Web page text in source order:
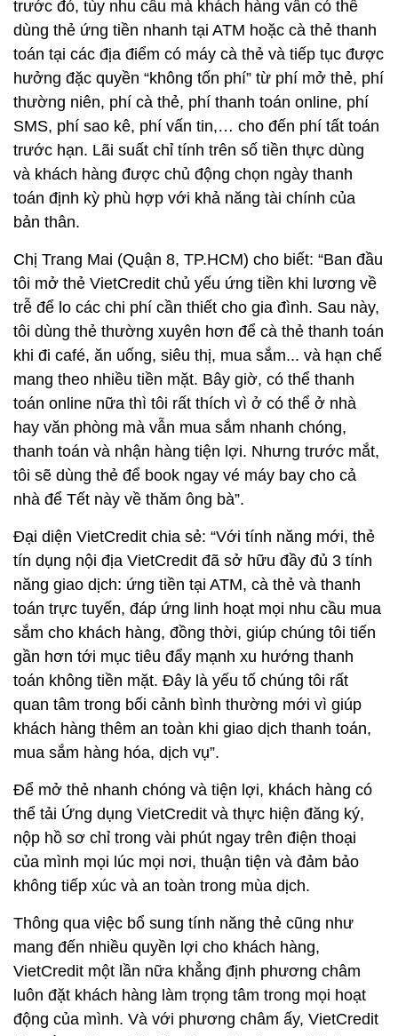
trước đó, tùy nhu cầu mà khách hàng vẫn có thể
dùng thẻ ứng tiền nhanh tại ATM hoặc cà thẻ thanh
toán tại các địa điểm có máy cà thẻ và tiếp tục được
hưởng đặc quyền “không tốn phí” từ phí mở thẻ, phí
thường niên, phí cà thẻ, phí thanh toán online, phí
SMS, phí sao kê, phí vấn tin,… cho đến phí tất toán
trước hạn. Lãi suất chỉ tính trên số tiền thực dùng
và khách hàng được chủ động chọn ngày thanh
toán định kỳ phù hợp với khả năng tài chính của
bản thân.
Chị Trang Mai (Quận 8, TP.HCM) cho biết: “Ban đầu
tôi mở thẻ VietCredit chủ yếu ứng tiền khi lương về
trễ để lo các chi phí cần thiết cho gia đình. Sau này,
tôi dùng thẻ thường xuyên hơn để cà thẻ thanh toán
khi đi café, ăn uống, siêu thị, mua sắm... và hạn chế
mang theo nhiều tiền mặt. Bây giờ, có thể thanh
toán online nữa thì tôi rất thích vì ở có thể ở nhà
hay văn phòng mà vẫn mua sắm nhanh chóng,
thanh toán và nhận hàng tiện lợi. Nhưng trước mắt,
tôi sẽ dùng thẻ để book ngay vé máy bay cho cả
nhà để Tết này về thăm ông bà”.
Đại diện VietCredit chia sẻ: “Với tính năng mới, thẻ
tín dụng nội địa VietCredit đã sở hữu đầy đủ 3 tính
năng giao dịch: ứng tiền tại ATM, cà thẻ và thanh
toán trực tuyến, đáp ứng linh hoạt mọi nhu cầu mua
sắm cho khách hàng, đồng thời, giúp chúng tôi tiến
gần hơn tới mục tiêu đẩy mạnh xu hướng thanh
toán không tiền mặt. Đây là yếu tố chúng tôi rất
quan tâm trong bối cảnh bình thường mới vì giúp
khách hàng thêm an toàn khi giao dịch thanh toán,
mua sắm hàng hóa, dịch vụ”.
Để mở thẻ nhanh chóng và tiện lợi, khách hàng có
thể tải Ứng dụng VietCredit và thực hiện đăng ký,
nộp hồ sơ chỉ trong vài phút ngay trên điện thoại
của mình mọi lúc mọi nơi, thuận tiện và đảm bảo
không tiếp xúc và an toàn trong mùa dịch.
Thông qua việc bổ sung tính năng thẻ cũng như
mang đến nhiều quyền lợi cho khách hàng,
VietCredit một lần nữa khẳng định phương châm
luôn đặt khách hàng làm trọng tâm trong mọi hoạt
động của mình. Và với phương châm ấy, VietCredit